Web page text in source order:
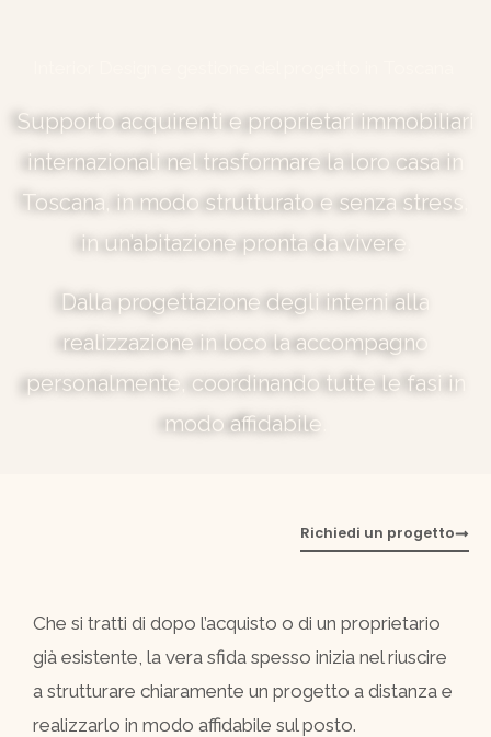
Supporto acquirenti e proprietari immobiliari
internazionali nel trasformare la loro casa in
Toscana, in modo strutturato e senza stress,
in un’abitazione pronta da vivere.
Dalla progettazione degli interni alla
realizzazione in loco la accompagno
personalmente, coordinando tutte le fasi in
modo affidabile.
Richiedi un progetto
Che si tratti di dopo l’acquisto o di un proprietario
già esistente, la vera sfida spesso inizia nel riuscire
a strutturare chiaramente un progetto a distanza e
realizzarlo in modo affidabile sul posto.